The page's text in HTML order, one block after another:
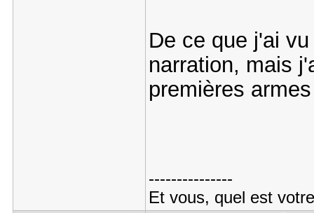
De ce que j'ai
narration, mais
premières
---------------
Et vous, quel est